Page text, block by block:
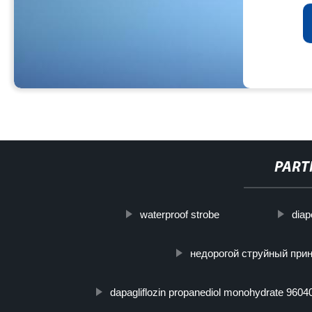
waterproof strobe
недорогой струйный
dapagliflozin propanediol monohydrate